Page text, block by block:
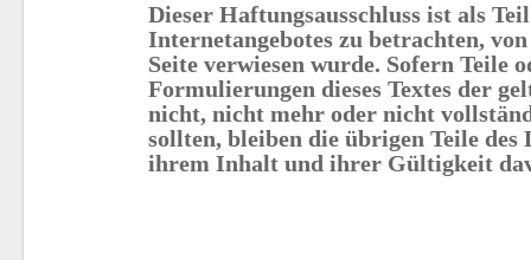
Dieser Haftungsausschluss ist als
Internetangebotes zu betrachten,
Seite verwiesen wurde. Sofern Teile
Formulierungen dieses Textes der
nicht, nicht mehr oder nicht
sollten, bleiben die übrigen Teile des
ihrem Inhalt und ihrer Gültigkeit